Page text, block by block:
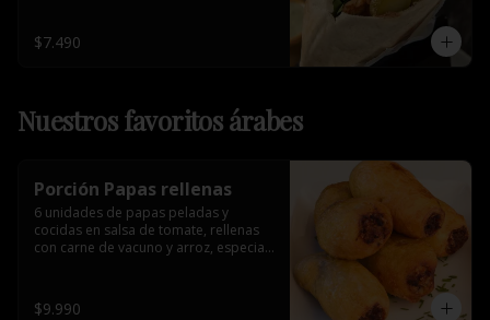
$7.490
Nuestros favoritos árabes
Porción Papas rellenas
6 unidades de papas peladas y
cocidas en salsa de tomate, rellenas
con carne de vacuno y arroz, especia
$9.990